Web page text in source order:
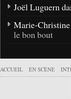
Joël Luguern
Marie-
le bon bout
ACCUEIL EN SCÈNE